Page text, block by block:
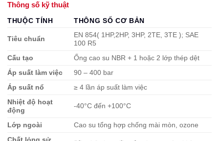
Thông số kỹ thuật
THUỘC TÍNH THÔNG SỐ CƠ BẢN
Tiêu chuẩn
EN 854( 1HP,2HP, 3HP, 2TE, 3TE ); SAE
100 R5
Cấu tạo
Ống cao su NBR + 1 hoặc 2 lớp thép dệt
Áp suất làm việc
90 – 400 bar
Áp suất nổ
≥ 4 lần áp suất làm việc
Nhiệt độ hoạt
động
-40°C đến +100°C
Lớp ngoài
Cao su tổng hợp chống mài mòn, ozone